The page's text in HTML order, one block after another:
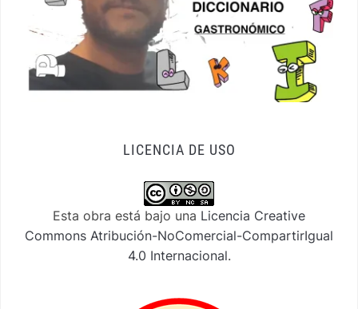
LICENCIA DE USO
Esta obra está bajo una Licencia Creative
Commons Atribución-NoComercial-CompartirIgual
4.0 Internacional.